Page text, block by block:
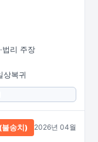
법리 주장
상복귀
불송치) 2026년 04월